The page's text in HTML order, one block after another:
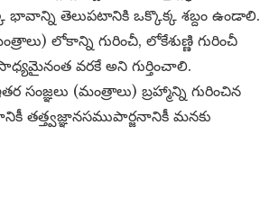
తెలుపటానికి ఒక్కొక్క శబ్దం ఉండాలి.
లోకాన్ని గురించీ, లోకేశుణ్ణి గురించీ
వరకే అని గుర్తించాలి.
సంజ్ఞలు (మంత్రాలు) బ్రహ్మాన్ని గురించిన
తత్త్వజ్ఞానసముపార్జనానికీ మనకు